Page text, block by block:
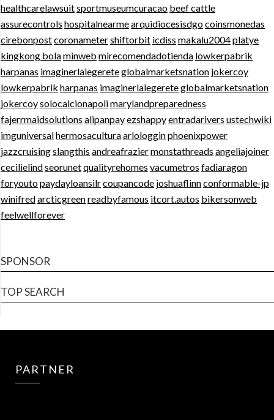
healthcarelawsuitsportmuseumcuracao beef cattle
assurecontrols hospitalnearmearquidiocesisdgocoinsmonedas
cirebonpostcoronametershiftorbit icdiss makalu2004platye
kingkong bolaminweb mirecomendadotienda lowkerpabrik
harpanas imaginerlalegereteglobalmarketsnation jokercoy
lowkerpabrik harpanas imaginerlalegereteglobalmarketsnation
jokercoysolocalcionapolimarylandpreparedness
fajerrmaidsolutions alipanpayezshappyentradarivers ustechwiki
imguniversalhermosaculturaarlologginphoenixpower
jazzcruisingslangthis andreafraziermonstathreads angeliajoiner
cecilielindseorunetqualityrehomes vacumetros fadiaragon
foryoutopaydayloansilrcoupancode joshuaflinnconformable-jp
winifredarcticgreenreadbyfamous itcort.autos bikersonweb
feelwellforever
SPONSOR
TOP SEARCH
PARTNER